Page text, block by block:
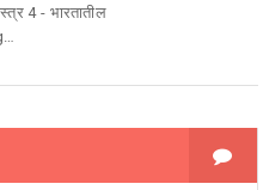
4 - भारतातील